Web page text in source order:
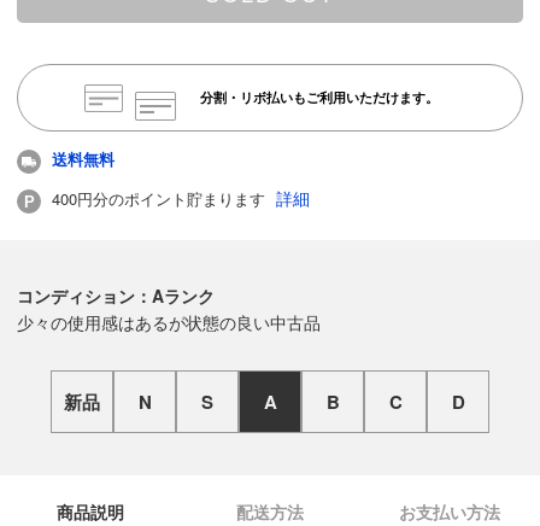
分割・リボ払いもご利用いただけます。
送料無料
400円分のポイント貯まります 詳細
コンディション：Aランク
少々の使用感はあるが状態の良い中古品
新品 N S A B C D
商品説明 配送方法 お支払い方法